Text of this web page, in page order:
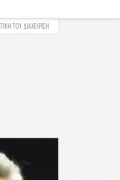
ΤΟΥ ΔΙΑΧΕΙΡΙΣΗ